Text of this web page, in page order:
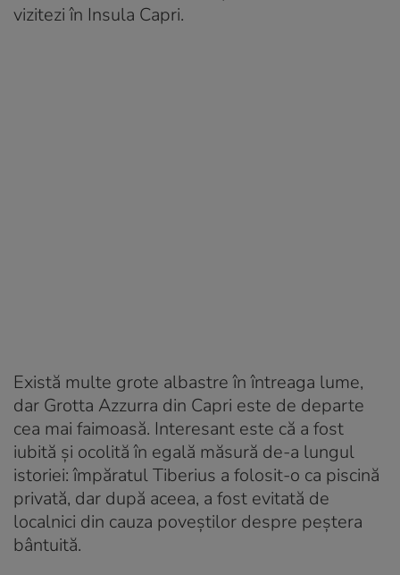
vizitezi în Insula Capri.
Există multe grote albastre în întreaga lume,
dar Grotta Azzurra din Capri este de departe
cea mai faimoasă. Interesant este că a fost
iubită și ocolită în egală măsură de-a lungul
istoriei: împăratul Tiberius a folosit-o ca piscină
privată, dar după aceea, a fost evitată de
localnici din cauza poveștilor despre peștera
bântuită.